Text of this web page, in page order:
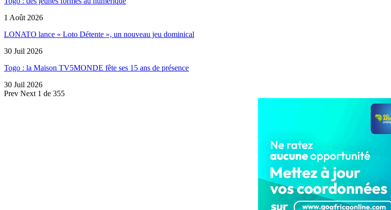
1 Août 2026
LONATO lance « Loto Détente », un nouveau jeu dominical
30 Juil 2026
Togo : la Maison TV5MONDE fête ses 15 ans de présence
30 Juil 2026
Prev Next 1 de 355